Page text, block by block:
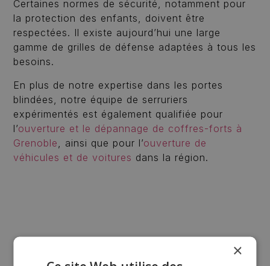
Certaines normes de sécurité, notamment pour
la protection des enfants, doivent être
respectées. Il existe aujourd’hui une large
gamme de grilles de défense adaptées à tous les
besoins.
En plus de notre expertise dans les portes
blindées, notre équipe de serruriers
expérimentés est également qualifiée pour
l’ouverture et le dépannage de coffres-forts à
Grenoble
, ainsi que pour l’ouverture de
véhicules et de voitures dans la région.
×